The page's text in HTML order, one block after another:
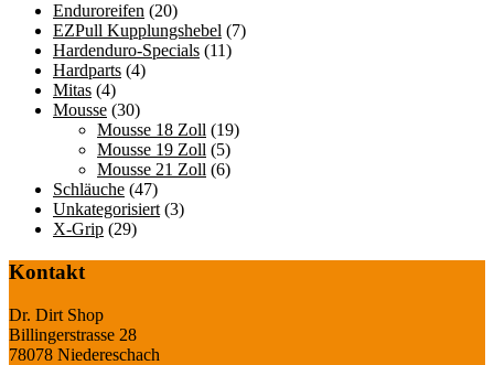
Enduroreifen (20)
EZPull Kupplungshebel (7)
Hardenduro-Specials (11)
Hardparts (4)
Mitas (4)
Mousse (30)
Mousse 18 Zoll (19)
Mousse 19 Zoll (5)
Mousse 21 Zoll (6)
Schläuche (47)
Unkategorisiert (3)
X-Grip (29)
Kontakt
Dr. Dirt Shop
Billingerstrasse 28
78078 Niedereschach